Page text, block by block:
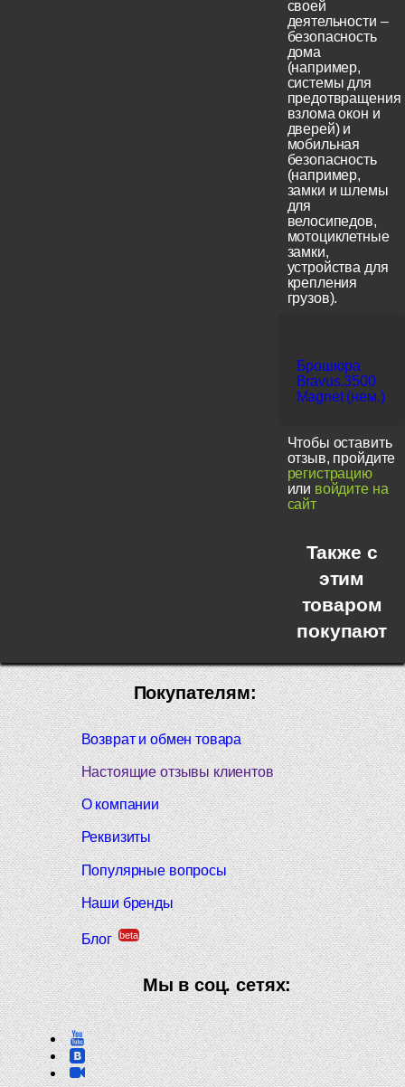
своей
деятельности –
безопасность
дома
(например,
системы для
предотвращения
взлома окон и
дверей) и
мобильная
безопасность
(например,
замки и шлемы
для
велосипедов,
мотоциклетные
замки,
устройства для
крепления
грузов).
Брошюра
Bravus.3500
Magnet (нем.)
Чтобы оставить
отзыв, пройдите
регистрацию
или войдите на
сайт
Также с
этим
товаром
покупают
Покупателям:
Возврат и обмен товара
Настоящие отзывы клиентов
О компании
Реквизиты
Популярные вопросы
Наши бренды
Блог beta
Мы в соц. сетях: